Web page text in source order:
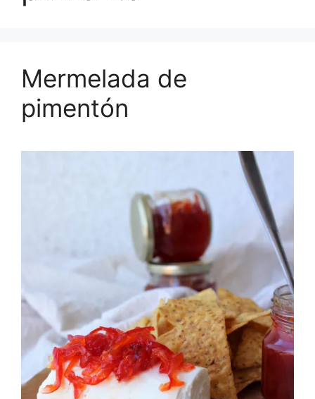
Mermelada de
pimentón